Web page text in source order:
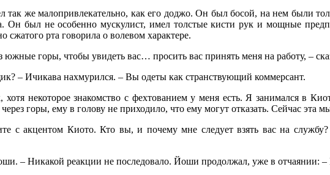
так же малопривлекательно, как его доджо. Он был босой, на нем были
Он был не особенно мускулист, имел толстые кисти рук и мощные
сжатого рта говорила о волевом характере.
южные горы, чтобы увидеть вас… просить вас принять меня на работу, –
– Ичикава нахмурился. – Вы одеты как странствующий коммерсант.
некоторое знакомство с фехтованием у меня есть. Я занимался в
горы, ему в голову не приходило, что ему могут отказать. Сейчас эта
с акцентом Киото. Кто вы, и почему мне следует взять вас на
– Никакой реакции не последовало. Йоши продолжал, уже в отчаянии: